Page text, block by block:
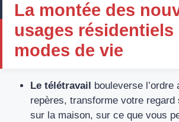
La montée des
usages résidentiels
modes de vie
Le télétravail bouleverse
repères, transforme votre regard
sur la maison, sur ce que vous